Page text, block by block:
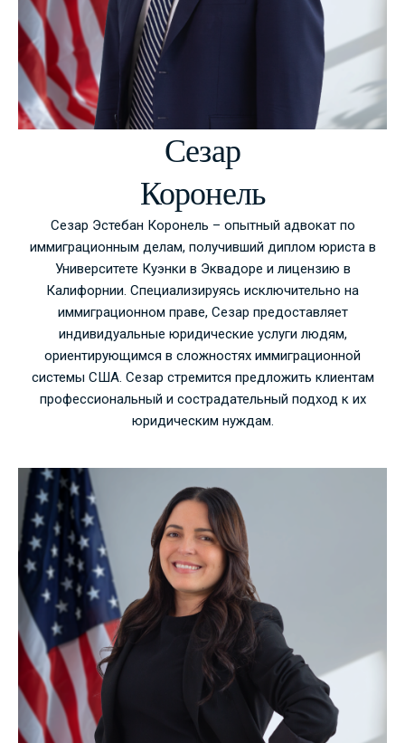
Сезар
Коронель
Сезар Эстебан Коронель – опытный адвокат по
иммиграционным делам, получивший диплом юриста в
Университете Куэнки в Эквадоре и лицензию в
Калифорнии. Специализируясь исключительно на
иммиграционном праве, Сезар предоставляет
индивидуальные юридические услуги людям,
ориентирующимся в сложностях иммиграционной
системы США. Сезар стремится предложить клиентам
профессиональный и сострадательный подход к их
юридическим нуждам.